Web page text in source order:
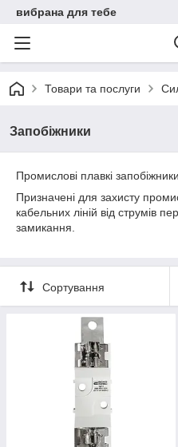
вибрана для тебе
Товари та послуги
Запобіжники
Промислові плавкі запобіжники
Призначені для захисту
кабельних ліній від струмів
замикання.
Сортування